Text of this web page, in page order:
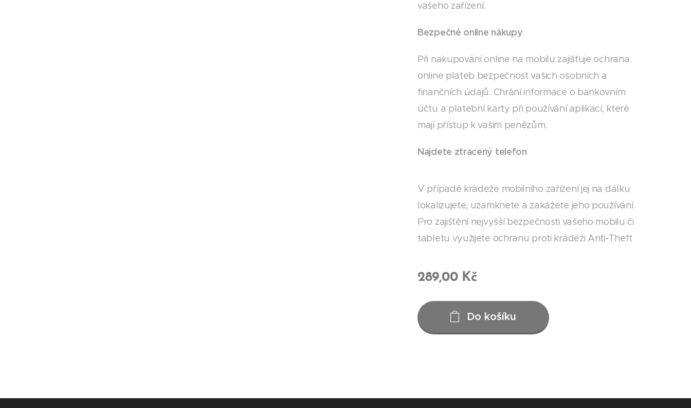
vašeho zařízení.
Bezpečné online nákupy
Při nakupování online na mobilu zajišťuje ochrana
online plateb bezpečnost vašich osobních a
finančních údajů. Chrání informace o bankovním
účtu a platební karty při používání aplikací, které
mají přístup k vašim penězům.
Najdete ztracený telefon
V případě krádeže mobilního zařízení jej na dálku
lokalizujete, uzamknete a zakážete jeho používání.
Pro zajištění nejvyšší bezpečnosti vašeho mobilu či
tabletu využijete ochranu proti krádeži Anti-Theft
289,00Kč
Do košíku